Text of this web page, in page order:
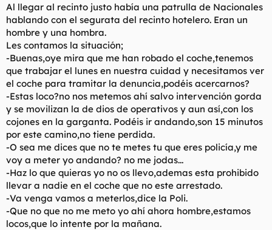
Al llegar al recinto justo había una patrulla de Nacionales
hablando con el segurata del recinto hotelero. Eran un
hombre y una hombra.
Les contamos la situación;
-Buenas,oye mira que me han robado el coche,tenemos
que trabajar el lunes en nuestra cuidad y necesitamos ver
el coche para tramitar la denuncia,podéis acercarnos?
-Estas loco?no nos metemos ahí salvo intervención gorda
y se movilizan la de dios de operativos y aun así,con los
cojones en la garganta. Podéis ir andando,son 15 minutos
por este camino,no tiene perdida.
-O sea me dices que no te metes tu que eres policía,y me
voy a meter yo andando? no me jodas...
-Haz lo que quieras yo no os llevo,ademas esta prohibido
llevar a nadie en el coche que no este arrestado.
-Va venga vamos a meterlos,dice la Poli.
-Que no que no me meto yo ahí ahora hombre,estamos
locos,que lo intente por la mañana.